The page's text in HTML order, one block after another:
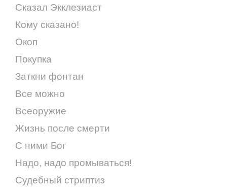
Сказал Экклезиаст
Кому сказано!
Окоп
Покупка
Заткни фонтан
Все можно
Всеоружие
Жизнь после смерти
С ними Бог
Надо, надо промываться!
Судебный стриптиз